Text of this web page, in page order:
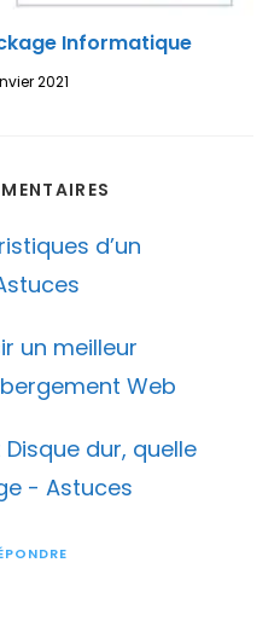
Informatique
2021
d’un
un meilleur
Web
Disque dur, quelle
- Astuces